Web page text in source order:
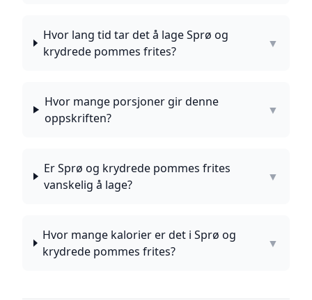
Hvor lang tid tar det å lage Sprø og
krydrede pommes frites?
▼
Hvor mange porsjoner gir denne
oppskriften?
▼
Er Sprø og krydrede pommes frites
vanskelig å lage?
▼
Hvor mange kalorier er det i Sprø og
krydrede pommes frites?
▼